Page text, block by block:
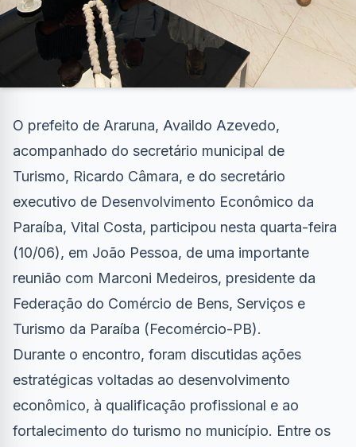
O prefeito de Araruna, Availdo Azevedo,
acompanhado do secretário municipal de
Turismo, Ricardo Câmara, e do secretário
executivo de Desenvolvimento Econômico da
Paraíba, Vital Costa, participou nesta quarta-feira
(10/06), em João Pessoa, de uma importante
reunião com Marconi Medeiros, presidente da
Federação do Comércio de Bens, Serviços e
Turismo da Paraíba (Fecomércio-PB).
Durante o encontro, foram discutidas ações
estratégicas voltadas ao desenvolvimento
econômico, à qualificação profissional e ao
fortalecimento do turismo no município. Entre os